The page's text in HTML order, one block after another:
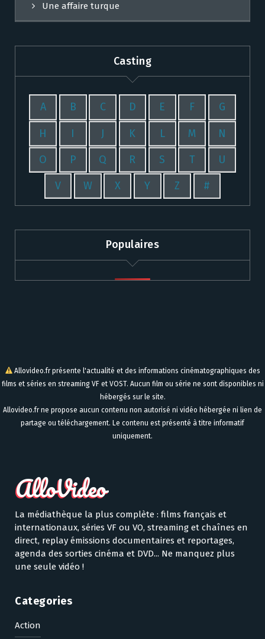
Une affaire turque
Casting
A B C D E F G
H I J K L M N
O P Q R S T U
V W X Y Z #
Populaires
Allovideo.fr présente l'actualité et des informations cinématographiques des
films et séries en streaming VF et VOST. Aucun film ou série ne sont disponibles ni
hébergés sur le site.
Allovideo.fr ne propose aucun contenu non autorisé ni vidéo hébergée ni lien de
partage ou téléchargement. Le contenu est présenté à titre informatif
uniquement.
La médiathèque la plus complète : films français et
internationaux, séries VF ou VO, streaming et chaînes en
direct, replay émissions documentaires et reportages,
agenda des sorties cinéma et DVD... Ne manquez plus
une seule vidéo !
Categories
Action